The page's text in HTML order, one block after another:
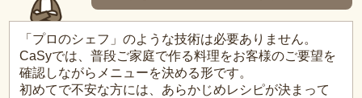
「プロのシェフ」のような技術は必要ありません。
CaSyでは、普段ご家庭で作る料理をお客様のご要望を
確認しながらメニューを決める形です。
初めてで不安な方には、あらかじめレシピが決まって